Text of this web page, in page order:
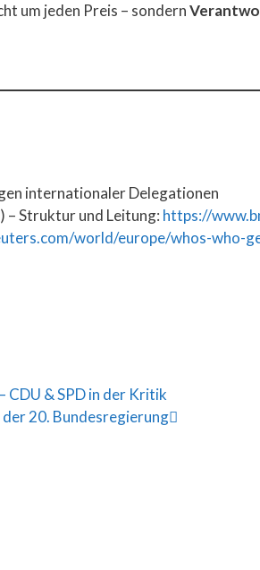
um jeden Preis – sondern
internationaler Delegationen
– Struktur und Leitung: https://
world/europe/whos-who-
& SPD in der Kritik
20. Bundesregierung